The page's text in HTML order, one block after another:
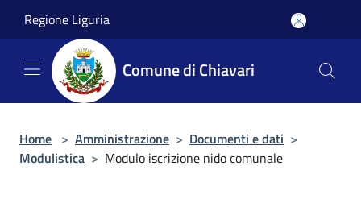
Regione Liguria
Comune di Chiavari
Home > Amministrazione > Documenti e dati >
Modulistica > Modulo iscrizione nido comunale